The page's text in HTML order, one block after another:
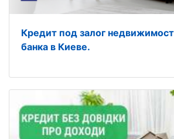
Кредит под залог
банка в Киеве.